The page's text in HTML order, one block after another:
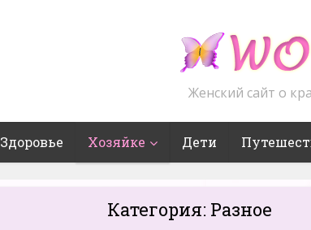
Женский сайт о
Здоровье Хозяйке Дети
Категория: Разное